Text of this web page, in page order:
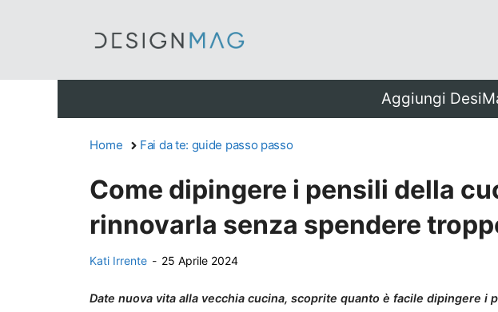
Aggiungi
Home Fai da te: guide passo passo
Come dipingere i pensili della
rinnovarla senza spendere
Kati Irrente - 25 Aprile 2024
Date nuova vita alla vecchia cucina, scoprite quanto è facile dipingere i